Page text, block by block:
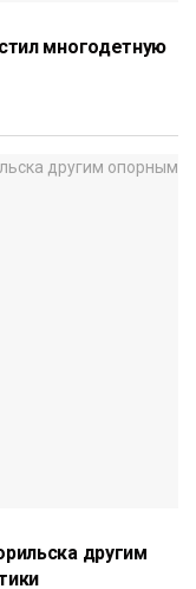
многодетную
другим